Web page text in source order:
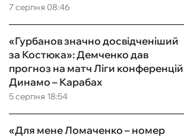
7 серпня 08:46
5 серпня 18:54
«Гурбанов значно досвідченіший
за Костюка»: Демченко дав
прогноз на матч Ліги конференцій
Динамо – Карабах
«Для мене Ломаченко – номер